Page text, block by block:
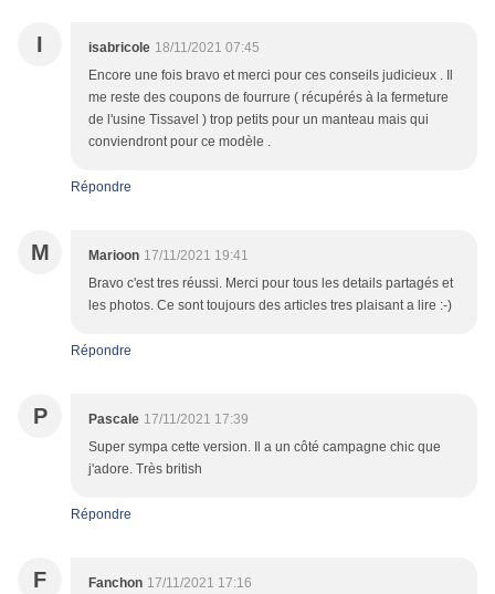
I isabricole 18/11/2021 07:45
Encore une fois bravo et merci pour ces conseils judicieux . Il
me reste des coupons de fourrure ( récupérés à la fermeture
de l'usine Tissavel ) trop petits pour un manteau mais qui
conviendront pour ce modèle .
Répondre
M Marioon 17/11/2021 19:41
Bravo c'est tres réussi. Merci pour tous les details partagés et
les photos. Ce sont toujours des articles tres plaisant a lire :-)
Répondre
P Pascale 17/11/2021 17:39
Super sympa cette version. Il a un côté campagne chic que
j'adore. Très british
Répondre
F Fanchon 17/11/2021 17:16